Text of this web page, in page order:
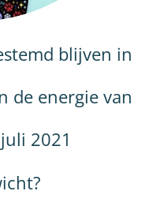
blijven in
de energie van
2021